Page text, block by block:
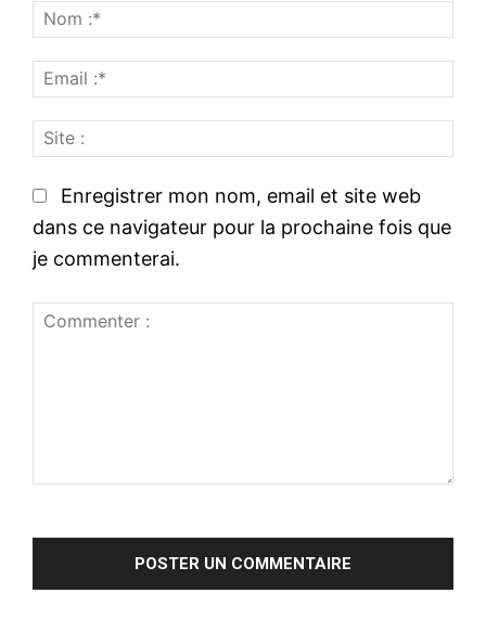
m
o
:m
ii
Enregistrer mon nom, email et site web
dans ce navigateur pour la prochaine fois que
je commenterai.